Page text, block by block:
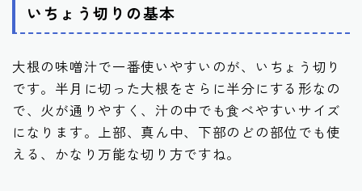
いちょう切りの基本
大根の味噌汁で一番使いやすいのが、いちょう切り
です。半月に切った大根をさらに半分にする形なの
で、火が通りやすく、汁の中でも食べやすいサイズ
になります。上部、真ん中、下部のどの部位でも使
える、かなり万能な切り方ですね。